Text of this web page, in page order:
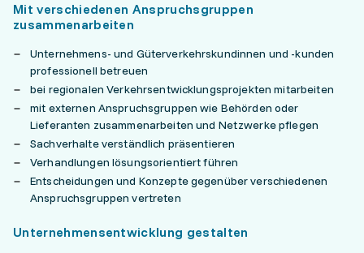
Mit verschiedenen Anspruchsgruppen
zusammenarbeiten
Unternehmens- und Güterverkehrskundinnen und -kunden
professionell betreuen
bei regionalen Verkehrsentwicklungsprojekten mitarbeiten
mit externen Anspruchsgruppen wie Behörden oder
Lieferanten zusammenarbeiten und Netzwerke pflegen
Sachverhalte verständlich präsentieren
Verhandlungen lösungsorientiert führen
Entscheidungen und Konzepte gegenüber verschiedenen
Anspruchsgruppen vertreten
Unternehmensentwicklung gestalten